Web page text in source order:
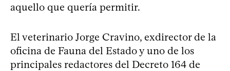
aquello que quería permitir.
El veterinario Jorge Cravino, exdirector de la
oficina de Fauna del Estado y uno de los
principales redactores del Decreto 164 de